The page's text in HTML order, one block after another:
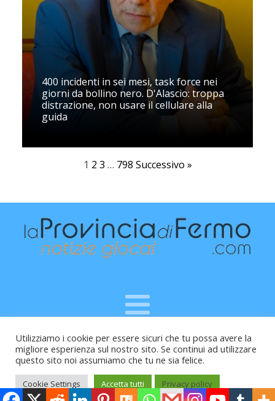
400 incidenti in sei mesi, task force nei
giorni da bollino nero. D'Alascio: troppa
distrazione, non usare il cellulare alla
guida
1 2 3 … 798 Successivo »
Raffaele Vitali - via Leopardi 10 - 61121 Pesaro (PU) -
Cod.Fisc VTLRFL77B02L500Y - Testata giornalistica, aut.
Trib.Fermo n.04/2010 del 05/08/2010
Utilizziamo i cookie per essere sicuri che tu possa avere la
migliore esperienza sul nostro sito. Se continui ad utilizzare
questo sito noi assumiamo che tu ne sia felice.
Cookie Settings Accetta tutti Privacy policy